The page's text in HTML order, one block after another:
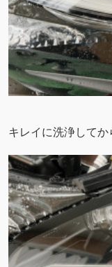
キレイに洗浄してか